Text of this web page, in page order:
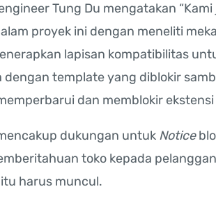
Tung Du mengatakan
proyek ini dengan meneliti
lapisan kompatibilitas
dengan template yang diblokir
dan memblokir ekstensi
dukungan untuk Notice
toko kepada
harus muncul.